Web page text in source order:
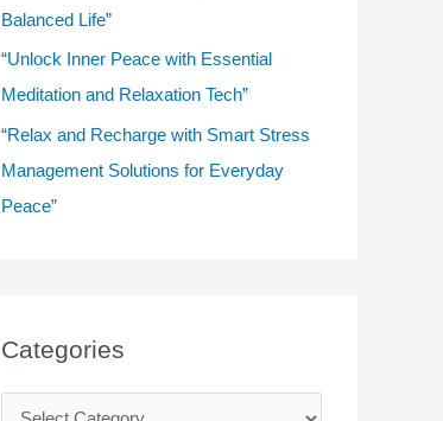
Balanced Life”
“Unlock Inner Peace with Essential
Meditation and Relaxation Tech”
“Relax and Recharge with Smart Stress
Management Solutions for Everyday
Peace”
Categories